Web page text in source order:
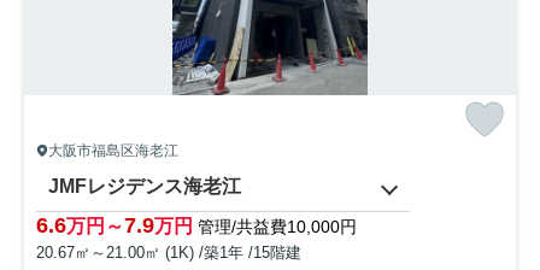
大阪市福島区海老江
JMFレジデンス海老江
6.6万円～7.9万円 管理/共益費10,000円
20.67㎡～21.00㎡ (1K) /築1年 /15階建